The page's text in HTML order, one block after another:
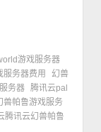
游戏服务器
服务器费用
幻兽
务器 腾讯云pal
兽帕鲁游戏服务
腾讯云幻兽帕鲁